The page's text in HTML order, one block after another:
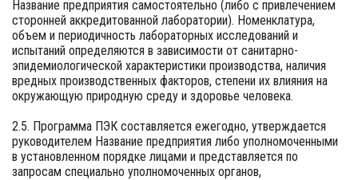
Название предприятия самостоятельно (либо с привлечением
сторонней аккредитованной лаборатории). Номенклатура,
объем и периодичность лабораторных исследований и
испытаний определяются в зависимости от санитарно-
эпидемиологической характеристики производства, наличия
вредных производственных факторов, степени их влияния на
окружающую природную среду и здоровье человека.
2.5. Программа ПЭК составляется ежегодно, утверждается
руководителем Название предприятия либо уполномоченными
в установленном порядке лицами и представляется по
запросам специально уполномоченных органов,